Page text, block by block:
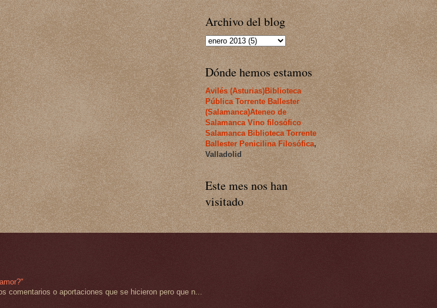
Archivo del blog
Dónde hemos estamos
Avilés (Asturias)Biblioteca
Pública Torrente Ballester
(Salamanca)Ateneo de
SalamancaVino filosófico
Salamanca Biblioteca Torrente
Ballester Penicilina Filosófica,
Valladolid
Este mes nos han
visitado
comentarios o aportaciones que se hicieron pero que n...